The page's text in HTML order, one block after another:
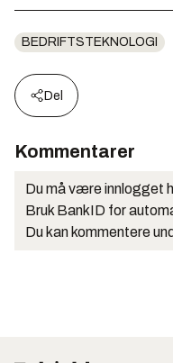
BEDRIFTSTEKNOLOGI
Del
Kommentarer
Du må være innlogget
Bruk BankID for
Du kan kommentere